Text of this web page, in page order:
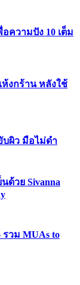
ความปัง 10 เต็ม
ห้งกร้าน หลังใช้
บผิว มือไม่ดำ
ด้วย Sivanna
รวม MUAs to